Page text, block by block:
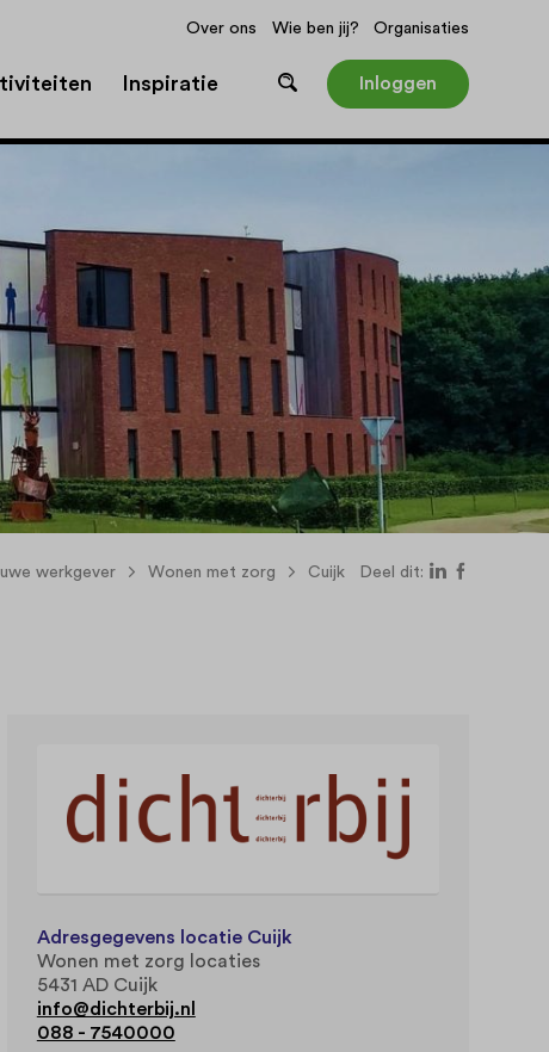
Over ons Wie ben jij? Organisaties
Inspiratie Inloggen
werkgever Wonen met zorg Cuijk Deel dit:
Adresgegevens locatie Cuijk
Wonen met zorg locaties
5431 AD Cuijk
info@dichterbij.nl
088 - 7540000